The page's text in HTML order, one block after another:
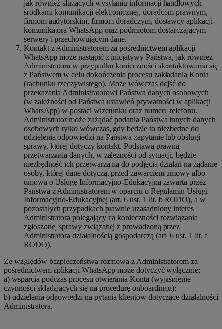
jak również służących wysyłaniu informacji handlowych
środkami komunikacji elektronicznej, doradcom prawnym,
firmom audytorskim, firmom doradczym, dostawcy aplikacji-
komunikatora WhatsApp oraz podmiotom dostarczającym
serwery i przechowującym dane.
Kontakt z Administratorem za pośrednictwem aplikacji
WhatsApp może nastąpić z inicjatywy Państwa, jak również
Administratora w przypadku konieczności skontaktowania się
z Państwem w celu dokończenia procesu zakładania Konta
(rachunku rzeczywistego). Może wówczas dojść do
przekazania Administratorowi Państwa danych osobowych
(w zależności od Państwa ustawień prywatności w aplikacji
WhatsApp) w postaci wizerunku oraz numeru telefonu.
Administrator może zażądać podania Państwa innych danych
osobowych tylko wówczas, gdy będzie to niezbędne do
udzielenia odpowiedzi na Państwa zapytanie lub obsługi
sprawy, której dotyczy kontakt. Podstawą prawną
przetwarzania danych, w zależności od sytuacji, będzie
niezbędność ich przetwarzania do podjęcia działań na żądanie
osoby, której dane dotyczą, przed zawarciem umowy albo
umowa o Usługę Informacyjno-Edukacyjną zawarta przez
Państwa z Administratorem w oparciu o Regulamin Usługi
Informacyjno-Edukacyjnej (art. 6 ust. 1 lit. b RODO), a w
pozostałych przypadkach prawnie uzasadniony interes
Administratora polegający na konieczności rozwiązania
zgłoszonej sprawy związanej z prowadzoną przez
Administratora działalnością gospodarczą (art. 6 ust. 1 lit. f
RODO).
Ze względów bezpieczeństwa rozmowa z Administratorem za
pośrednictwem aplikacji WhatsApp może dotyczyć wyłącznie:
a) wsparcia podczas procesu otwierania Konta (wyjaśnienie
czynności składających się na procedurę onboardingu);
b) udzielania odpowiedzi na pytania klientów dotyczące działalności
Administratora.